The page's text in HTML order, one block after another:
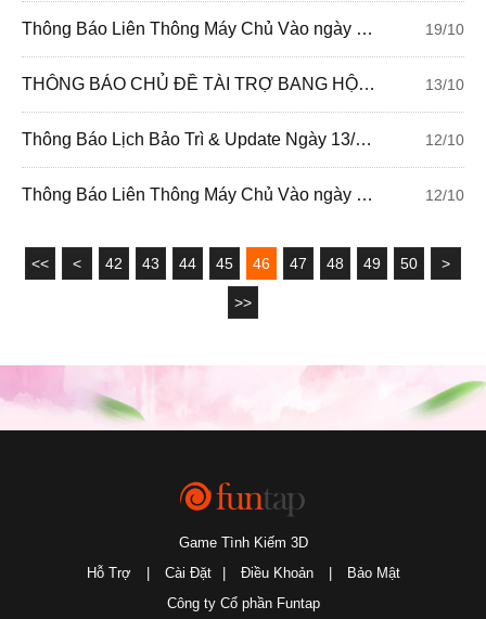
Thông Báo Liên Thông Máy Chủ Vào ngày 20/10/2021 19/10
THÔNG BÁO CHỦ ĐỀ TÀI TRỢ BANG HỘI TUẦN 139: BANG HỘI SÔI NỔI 13/10
Thông Báo Lịch Bảo Trì & Update Ngày 13/10/2021 12/10
Thông Báo Liên Thông Máy Chủ Vào ngày 13/10/2021 12/10
<< < 42 43 44 45 46 47 48 49 50 >
>>
Game Tình Kiếm 3D
Hỗ Trợ
Cài Đặt Điều Khoản
Bảo Mật
Công ty Cổ phần Funtap